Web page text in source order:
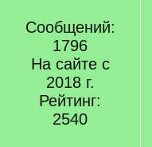
Сообщений:
1796
На сайте с
2018 г.
Рейтинг:
2540